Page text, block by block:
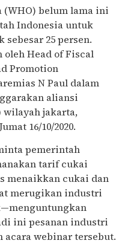
(WHO) belum lama ini
Indonesia untuk
25 persen.
Head of Fiscal
Promotion
N Paul dalam
aliansi
jakarta,
16/10/2020.
pemerintah
tarif cukai
menaikkan cukai dan
merugikan industri
ini pesanan industri
webinar tersebut.